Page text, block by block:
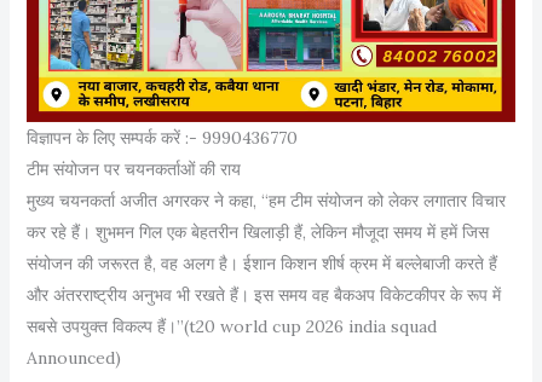
विज्ञापन के लिए सम्पर्क करें :- 9990436770
टीम संयोजन पर चयनकर्ताओं की राय
मुख्य चयनकर्ता अजीत अगरकर ने कहा, “हम टीम संयोजन को लेकर लगातार विचार
कर रहे हैं। शुभमन गिल एक बेहतरीन खिलाड़ी हैं, लेकिन मौजूदा समय में हमें जिस
संयोजन की जरूरत है, वह अलग है। ईशान किशन शीर्ष क्रम में बल्लेबाजी करते हैं
और अंतरराष्ट्रीय अनुभव भी रखते हैं। इस समय वह बैकअप विकेटकीपर के रूप में
सबसे उपयुक्त विकल्प हैं।”(t20 world cup 2026 india squad
Announced)